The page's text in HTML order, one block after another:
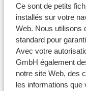
Ce sont de petits
installés sur votre
Web. Nous utilisons
standard pour
Avec votre
GmbH également
notre site Web, des
les informations
Bardolino